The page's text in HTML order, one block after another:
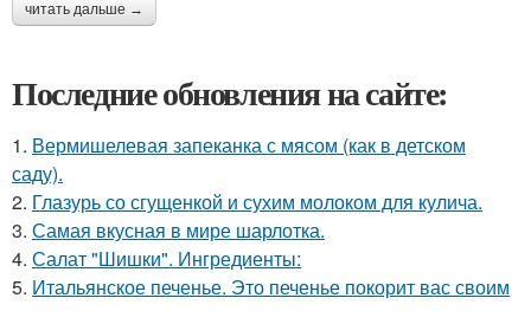
читать дальше →
Последние обновления на сайте:
1. Вермишелевая запеканка с мясом (как в детском
саду).
2. Глазурь со сгущенкой и сухим молоком для кулича.
3. Самая вкусная в мире шарлотка.
4. Салат "Шишки". Ингредиенты:
5. Итальянское печенье. Это печенье покорит вас своим